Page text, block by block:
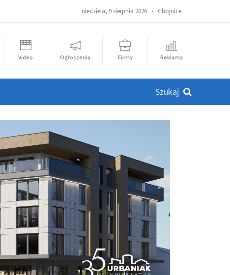
niedziela, 9 sierpnia 2026 • Chojnice
Video Ogłoszenia Firmy Reklama